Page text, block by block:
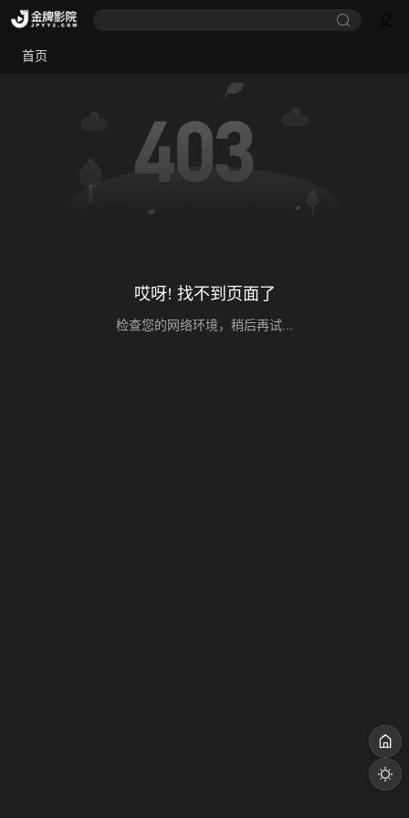
首页
哎呀! 找不到页面了
检查您的网络环境，稍后再试...